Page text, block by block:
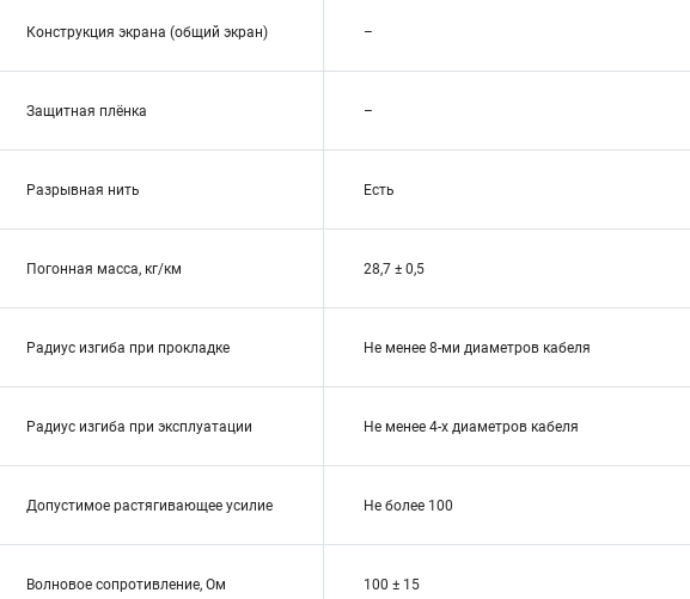
Конструкция экрана (общий экран) –
Защитная плёнка –
Разрывная нить Есть
Погонная масса, кг/км 28,7 ± 0,5
Радиус изгиба при прокладке Не менее 8-ми диаметров кабеля
Радиус изгиба при эксплуатации Не менее 4-х диаметров кабеля
Допустимое растягивающее усилие Не более 100
Волновое сопротивление, Ом 100 ± 15